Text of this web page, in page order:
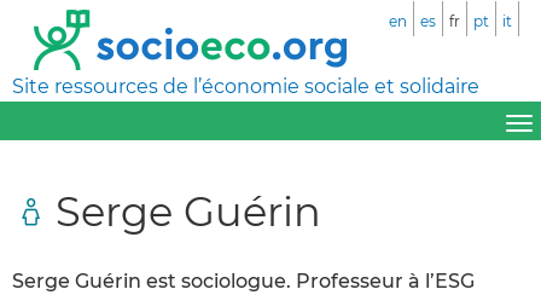
Site ressources de l’économie sociale et solidaire
en es fr pt it
Serge Guérin
Serge Guérin est sociologue. Professeur à l’ESG